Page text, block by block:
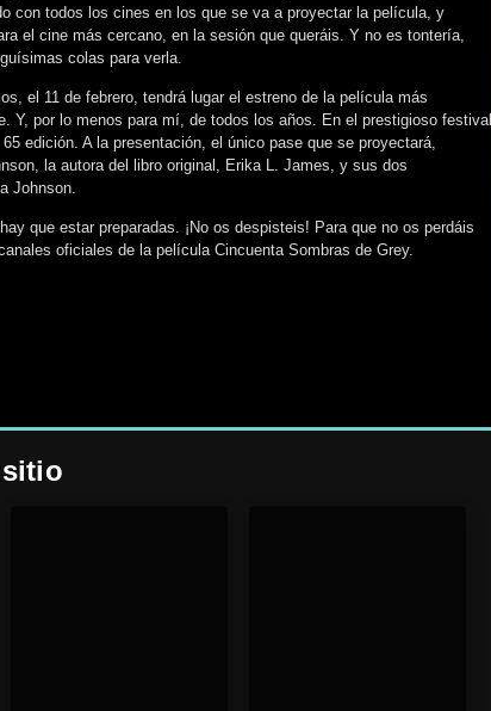
con todos los cines en los que se va a proyectar la película, y
el cine más cercano, en la sesión que queráis. Y no es tontería,
colas para verla.
el 11 de febrero, tendrá lugar el estreno de la película más
Y, por lo menos para mí, de todos los años. En el prestigioso festival
edición. A la presentación, el único pase que se proyectará,
la autora del libro original, Erika L. James, y sus dos
Johnson.
que estar preparadas. ¡No os despisteis! Para que no os perdáis
oficiales de la película Cincuenta Sombras de Grey.